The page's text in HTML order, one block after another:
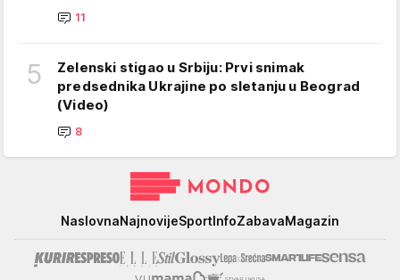
11
5
Zelenski stigao u Srbiju: Prvi snimak
predsednika Ukrajine po sletanju u Beograd
(Video)
8
NaslovnaNajnovijeSportInfoZabavaMagazin